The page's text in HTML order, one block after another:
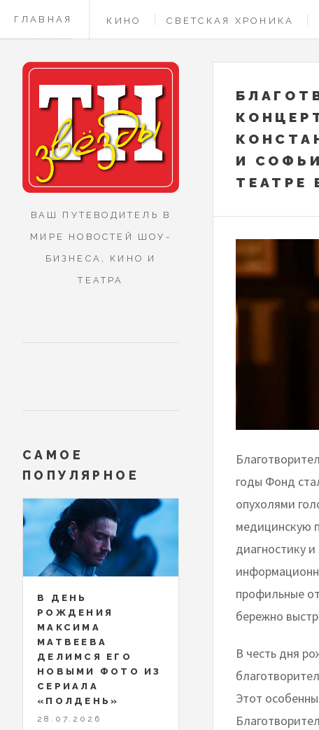
ГЛАВНАЯ КИНО СВЕТСКАЯ ХРОНИКА
КОНТАКТЫ
И
ТЕАТРЕ
годы Фонд
опухолями
медицинскую
диагностику
профильные
бережно
В честь дня
Этот
ВАШ ПУТЕВОДИТЕЛЬ В
МИРЕ НОВОСТЕЙ ШОУ-
БИЗНЕСА, КИНО И
ТЕАТРА
САМОЕ
ПОПУЛЯРНОЕ
В ДЕНЬ
РОЖДЕНИЯ
МАКСИМА
МАТВЕЕВА
ДЕЛИМСЯ ЕГО
НОВЫМИ ФОТО ИЗ
СЕРИАЛА
«ПОЛДЕНЬ»
28.07.2026